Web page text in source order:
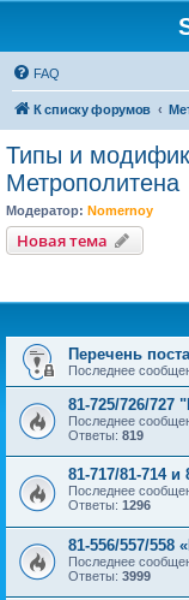
FAQ
К списку форумов
Типы и
Метрополитена
Модератор: Nomernoy
Новая тема
Перечень
Последнее
81-725/726/727
Последнее
Ответы: 819
81-717/81-714 и
Последнее
Ответы: 1296
81-556/557/558
Последнее
Ответы: 3999